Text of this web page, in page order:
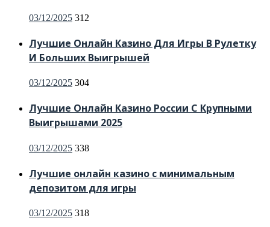
03/12/2025 312
Лучшие Онлайн Казино Для Игры В Рулетку
И Больших Выигрышей
03/12/2025 304
Лучшие Онлайн Казино России С Крупными
Выигрышами 2025
03/12/2025 338
Лучшие онлайн казино с минимальным
депозитом для игры
03/12/2025 318